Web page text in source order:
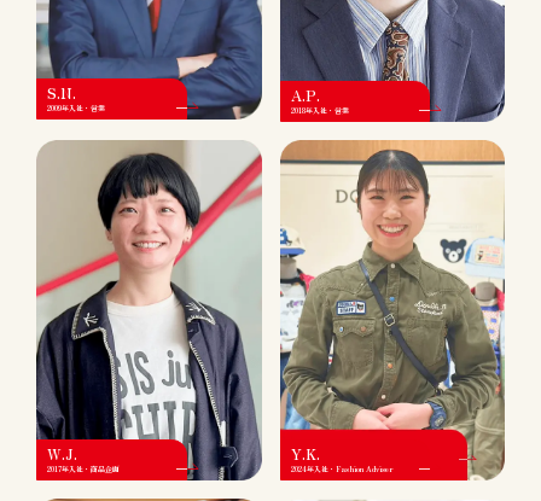
S.N.
2009年入社・営業
A.P.
2018年入社・営業
W.J.
2017年入社・商品企画
Y.K.
2024年入社・Fashion Adviser